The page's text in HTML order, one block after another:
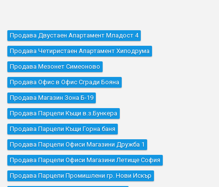
Продава Двустаен Апартамент Младост 4
Продава Четиристаен Апартамент Хиподрума
Продава Мезонет Симеоново
Продава Офис в Офис Сгради Бояна
Продава Магазин Зона Б-19
Продава Парцели Къщи в.з.Бункера
Продава Парцели Къщи Горна баня
Продава Парцели Офиси Магазини Дружба 1
Продава Парцели Офиси Магазини Летище София
Продава Парцели Промишлени гр. Нови Искър